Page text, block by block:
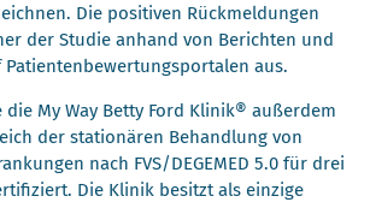
Die positiven Rückmeldungen
der Studie anhand von Berichten und
aus.
die My Way Betty Ford Klinik® außerdem
der stationären Behandlung von
nach FVS/DEGEMED 5.0 für drei
Die Klinik besitzt als einzige